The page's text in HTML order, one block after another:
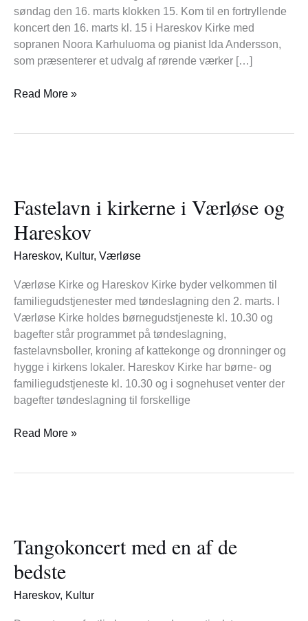
søndag den 16. marts klokken 15. Kom til en fortryllende
koncert den 16. marts kl. 15 i Hareskov Kirke med
sopranen Noora Karhuluoma og pianist Ida Andersson,
som præsenterer et udvalg af rørende værker […]
Read More »
Fastelavn i kirkerne i Værløse og
Hareskov
Hareskov, Kultur, Værløse
Værløse Kirke og Hareskov Kirke byder velkommen til
familiegudstjenester med tøndeslagning den 2. marts. I
Værløse Kirke holdes børnegudstjeneste kl. 10.30 og
bagefter står programmet på tøndeslagning,
fastelavnsboller, kroning af kattekonge og dronninger og
hygge i kirkens lokaler. Hareskov Kirke har børne- og
familiegudstjeneste kl. 10.30 og i sognehuset venter der
bagefter tøndeslagning til forskellige
kirkerne
i
Værløse
og
Read More »
Tangokoncert med en af de
bedste
Hareskov, Kultur
en
af
de
bedste